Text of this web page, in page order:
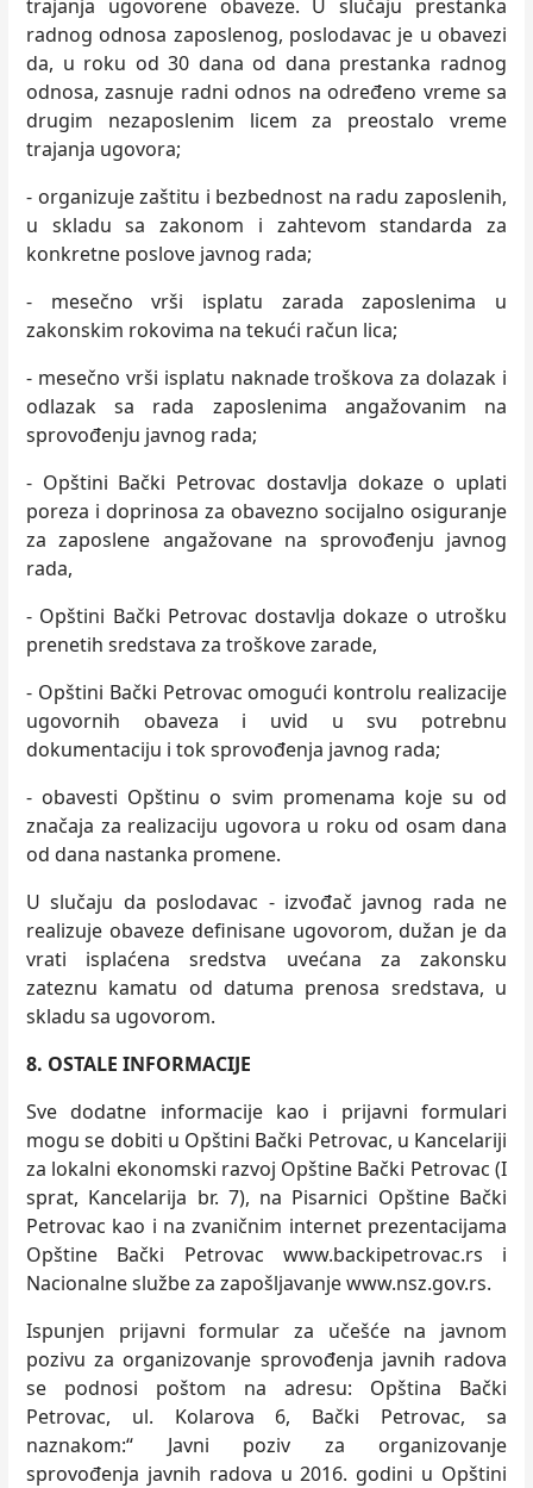
trajanja ugovorene obaveze. U slučaju prestanka
radnog odnosa zaposlenog, poslodavac je u obavezi
da, u roku od 30 dana od dana prestanka radnog
odnosa, zasnuje radni odnos na određeno vreme sa
drugim nezaposlenim licem za preostalo vreme
trajanja ugovora;
- organizuje zaštitu i bezbednost na radu zaposlenih,
u skladu sa zakonom i zahtevom standarda za
konkretne poslove javnog rada;
- mesečno vrši isplatu zarada zaposlenima u
zakonskim rokovima na tekući račun lica;
- mesečno vrši isplatu naknade troškova za dolazak i
odlazak sa rada zaposlenima angažovanim na
sprovođenju javnog rada;
- Opštini Bački Petrovac dostavlja dokaze o uplati
poreza i doprinosa za obavezno socijalno osiguranje
za zaposlene angažovane na sprovođenju javnog
rada,
- Opštini Bački Petrovac dostavlja dokaze o utrošku
prenetih sredstava za troškove zarade,
- Opštini Bački Petrovac omogući kontrolu realizacije
ugovornih obaveza i uvid u svu potrebnu
dokumentaciju i tok sprovođenja javnog rada;
- obavesti Opštinu o svim promenama koje su od
značaja za realizaciju ugovora u roku od osam dana
od dana nastanka promene.
U slučaju da poslodavac - izvođač javnog rada ne
realizuje obaveze definisane ugovorom, dužan je da
vrati isplaćena sredstva uvećana za zakonsku
zateznu kamatu od datuma prenosa sredstava, u
skladu sa ugovorom.
8. OSTALE INFORMACIJE
Sve dodatne informacije kao i prijavni formulari
mogu se dobiti u Opštini Bački Petrovac, u Kancelariji
za lokalni ekonomski razvoj Opštine Bački Petrovac (I
sprat, Kancelarija br. 7), na Pisarnici Opštine Bački
Petrovac kao i na zvaničnim internet prezentacijama
Opštine Bački Petrovac www.backipetrovac.rs i
Nacionalne službe za zapošljavanje www.nsz.gov.rs.
Ispunjen prijavni formular za učešće na javnom
pozivu za organizovanje sprovođenja javnih radova
se podnosi poštom na adresu: Opština Bački
Petrovac, ul. Kolarova 6, Bački Petrovac, sa
naznakom:“ Javni poziv za organizovanje
sprovođenja javnih radova u 2016. godini u Opštini